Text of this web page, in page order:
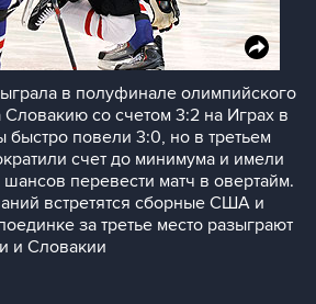
в полуфинале олимпийского
Словакию со счетом 3:2 на Играх в
быстро повели 3:0, но в третьем
счет до минимума и имели
перевести матч в овертайм.
встретятся сборные США и
за третье место разыграют
и Словакии